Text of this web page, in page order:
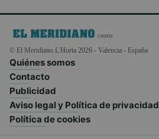
© El Meridiano L'Horta 2026 - Valencia - España
Quiénes somos
Contacto
Publicidad
Aviso legal y Política de privacidad
Política de cookies